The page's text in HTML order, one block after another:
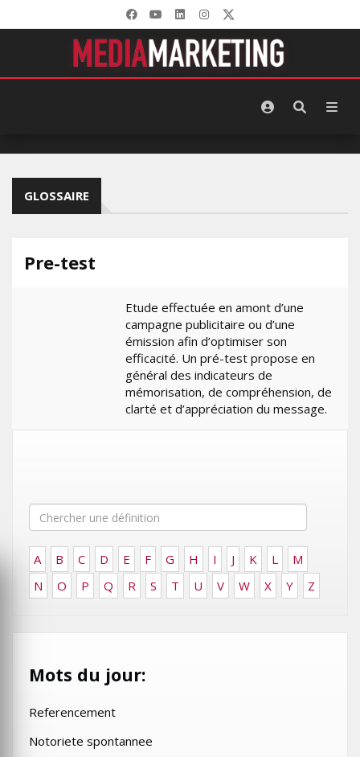
GLOSSAIRE
Pre-test
Etude effectuée en amont d’une
campagne publicitaire ou d’une
émission afin d’optimiser son
efficacité. Un pré-test propose en
général des indicateurs de
mémorisation, de compréhension, de
clarté et d’appréciation du message.
A B C D E F G H I J K L
M
N
O P Q R S T U V W X Y Z
Mots du jour:
Referencement
Notoriete spontannee